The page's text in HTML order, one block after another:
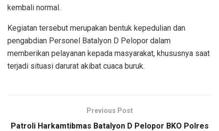
kembali normal.
Kegiatan tersebut merupakan bentuk kepedulian dan
pengabdian Personel Batalyon D Pelopor dalam
memberikan pelayanan kepada masyarakat, khususnya saat
terjadi situasi darurat akibat cuaca buruk.
Previous Post
Patroli Harkamtibmas Batalyon D Pelopor BKO Polres